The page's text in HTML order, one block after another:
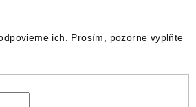
ich. Prosím, pozorne vyplňte